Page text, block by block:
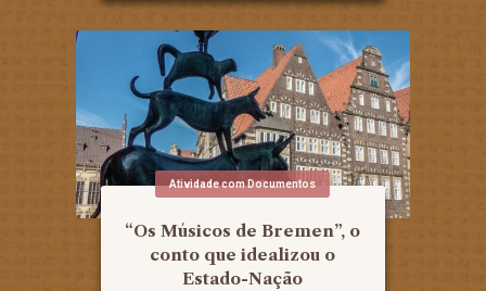
Atividade com Documentos
“Os Músicos de Bremen”, o
conto que idealizou o
Estado-Nação